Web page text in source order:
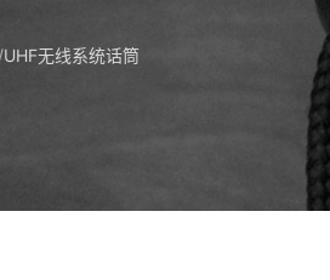
/UHF无线系统话筒